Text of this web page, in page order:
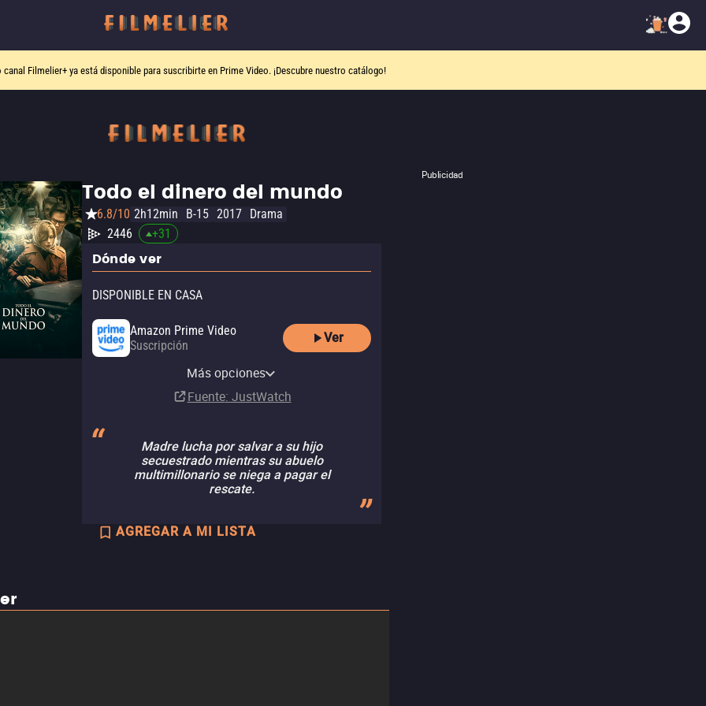
canal Filmelier+ya está disponible para suscribirte en Prime Video. ¡Descubre nuestro catálogo!
Publicidad
Todo el dinero del mundo
6.8/10 2h12min B-15 2017 Drama
2446
+31
Dónde ver
DISPONIBLE EN CASA
Amazon Prime Video
Suscripción
Ver
Amazon Prime Video with
Suscripción
Amazon Video
MX$50.00
Apple TV Store
MX$50.00
Claro video
MX$40.00
Más opciones
Fuente: JustWatch
Madre lucha por salvar a su hijo
secuestrado mientras su abuelo
multimillonario se niega a pagar el
rescate.
AGREGAR A MI LISTA